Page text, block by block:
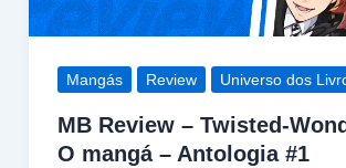
Mangás Review Universo dos
MB Review – Twisted-
O mangá – Antologia #1